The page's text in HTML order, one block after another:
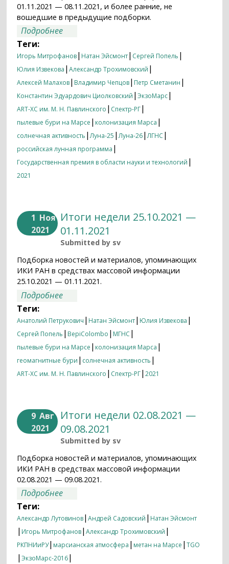
01.11.2021 — 08.11.2021, и более ранние, не
вошедшие в предыдущие подборки.
Подробнее
Теги:
Игорь Митрофанов| Натан Эйсмонт| Сергей Попель |
Юлия Извекова |Александр Трохимовский |
Алексей Малахов| Владимир Чепцов| Петр Сметанин |
Константин Эдуардович Циолковский |ЭкзоМарс|
ART-XC им. М. Н. Павлинского | Спектр-РГ|
пылевые бури на Марсе | колонизация Марса |
солнечная активность |Луна-25 |Луна-26|ЛГНС |
российская лунная программа |
Государственная премия в области науки и технологий |
2021
1 Ноя
2021
Итоги недели 25.10.2021 —
01.11.2021
Submitted by sv
Подборка новостей и материалов, упоминающих
ИКИ РАН в средствах массовой информации
25.10.2021 — 01.11.2021.
Подробнее
Теги:
Анатолий Петрукович | Натан Эйсмонт| Юлия Извекова |
Сергей Попель | BepiColombo | МГНС |
пылевые бури на Марсе | колонизация Марса |
геомагнитные бури | солнечная активность |
ART-XC им. М. Н. Павлинского | Спектр-РГ|2021
9 Авг
2021
Итоги недели 02.08.2021 —
09.08.2021
Submitted by sv
Подборка новостей и материалов, упоминающих
ИКИ РАН в средствах массовой информации
02.08.2021 — 09.08.2021.
Подробнее
Теги:
Александр Лутовинов|Андрей Садовский | Натан Эйсмонт
| Игорь Митрофанов|Александр Трохимовский |
РКПНИиРУ| марсианская атмосфера | метан на Марсе |TGO
|ЭкзоМарс-2016|